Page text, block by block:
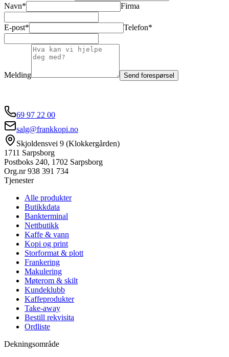
Navn*
Firma
E-post* Telefon*
Melding Send forespørsel
69 97 22 00
salg@frankkopi.no
Skjoldensvei 9 (Klokkergården)
1711 Sarpsborg
Postboks 240, 1702 Sarpsborg
Org.nr938 391 734
Tjenester
Alle produkter
Butikkdata
Bankterminal
Nettbutikk
Kaffe & vann
Kopi og print
Storformat & plott
Frankering
Makulering
Møterom & skilt
Kundeklubb
Kaffeprodukter
Take-away
Bestill rekvisita
Ordliste
Dekningsområde